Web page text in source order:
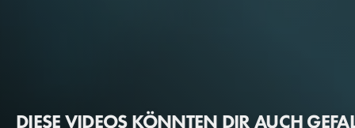
DIESE VIDEOS KÖNNTEN DIR AUCH